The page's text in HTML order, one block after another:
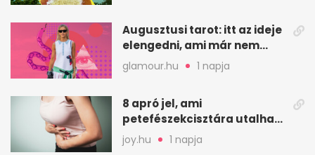
Augusztusi tarot: itt az ideje
elengedni, ami már nem
szolgál téged
glamour.hu 1 napja
8 apró jel, ami
petefészekcisztára utalhat
– mire figyelj
joy.hu 1 napja